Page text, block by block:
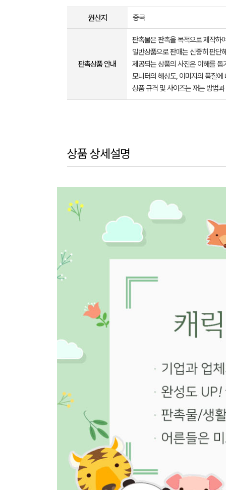
원산지 중국
판촉상품 안내
판촉물은 판촉을 목적으로 제작하
일반상품으로 판매는 신중히 판단
제공되는 상품의 사진은 이해를
모니터의 해상도, 이미지의 품질
상품 규격 및 사이즈는 재는 방법
상품 상세설명